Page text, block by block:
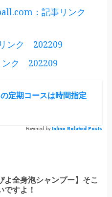
：記事リンク
ンク 202209
ンク 202209
定期コースは時間指定
Powered by Inline Related Posts
全身泡シャンプー】そこ
すよ！